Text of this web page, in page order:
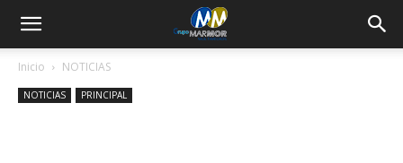
Inicio NOTICIAS
NOTICIAS PRINCIPAL